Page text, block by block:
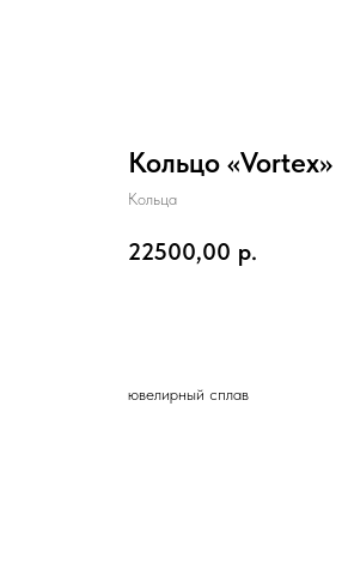
Кольцо «Vortex»
Кольца
22500,00 р.
ювелирный сплав